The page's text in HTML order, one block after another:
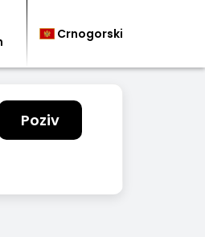
Crnogorski
Poziv